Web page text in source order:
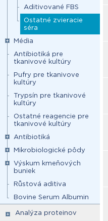
Aditivované FBS
Ostatné zvieracie
séra
Média
Antibiotiká pre
tkanivové kultúry
Pufry pre tkanivove
kultúry
Trypsín pre tkanivové
kultúry
Ostatné reagencie pre
tkanivové kultúry
Antibiotiká
Mikrobiologické pôdy
Výskum kmeňových
buniek
Růstová aditiva
Bovine Serum Albumin
Analýza proteinov